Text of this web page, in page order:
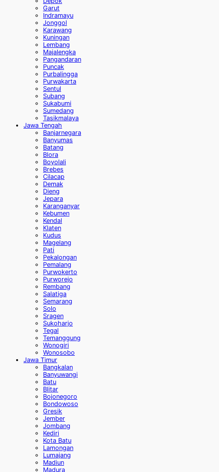
Garut
Indramayu
Jonggol
Karawang
Kuningan
Lembang
Majalengka
Pangandaran
Puncak
Purbalingga
Purwakarta
Sentul
Subang
Sukabumi
Sumedang
Tasikmalaya
Jawa Tengah
Banjarnegara
Banyumas
Batang
Blora
Boyolali
Brebes
Cilacap
Demak
Dieng
Jepara
Karanganyar
Kebumen
Kendal
Klaten
Kudus
Magelang
Pati
Pekalongan
Pemalang
Purwokerto
Purworejo
Rembang
Salatiga
Semarang
Solo
Sragen
Sukoharjo
Tegal
Temanggung
Wonogiri
Wonosobo
Jawa Timur
Bangkalan
Banyuwangi
Batu
Blitar
Bojonegoro
Bondowoso
Gresik
Jember
Jombang
Kediri
Kota Batu
Lamongan
Lumajang
Madiun
Madura